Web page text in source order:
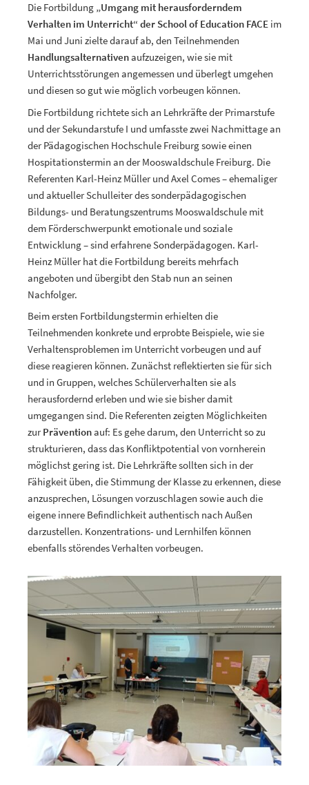
Die Fortbildung „Umgang mit herausforderndem
Verhalten im Unterricht“ der School of Education FACE im
Mai und Juni zielte darauf ab, den Teilnehmenden
Handlungsalternativenaufzuzeigen, wie sie mit
Unterrichtsstörungen angemessen und überlegt umgehen
und diesen so gut wie möglich vorbeugen können.
Die Fortbildung richtete sich an Lehrkräfte der Primarstufe
und der Sekundarstufe I und umfasste zwei Nachmittage an
der Pädagogischen Hochschule Freiburg sowie einen
Hospitationstermin an der Mooswaldschule Freiburg. Die
Referenten Karl-Heinz Müller und Axel Comes – ehemaliger
und aktueller Schulleiter des sonderpädagogischen
Bildungs- und Beratungszentrums Mooswaldschule mit
dem Förderschwerpunkt emotionale und soziale
Entwicklung – sind erfahrene Sonderpädagogen. Karl-
Heinz Müller hat die Fortbildung bereits mehrfach
angeboten und übergibt den Stab nun an seinen
Nachfolger.
Beim ersten Fortbildungstermin erhielten die
Teilnehmenden konkrete und erprobte Beispiele, wie sie
Verhaltensproblemen im Unterricht vorbeugen und auf
diese reagieren können. Zunächst reflektierten sie für sich
und in Gruppen, welches Schülerverhalten sie als
herausfordernd erleben und wie sie bisher damit
umgegangen sind. Die Referenten zeigten Möglichkeiten
zurPräventionauf: Es gehe darum, den Unterricht so zu
strukturieren, dass das Konfliktpotential von vornherein
möglichst gering ist. Die Lehrkräfte sollten sich in der
Fähigkeit üben, die Stimmung der Klasse zu erkennen, diese
anzusprechen, Lösungen vorzuschlagen sowie auch die
eigene innere Befindlichkeit authentisch nach Außen
darzustellen. Konzentrations- und Lernhilfen können
ebenfalls störendes Verhalten vorbeugen.